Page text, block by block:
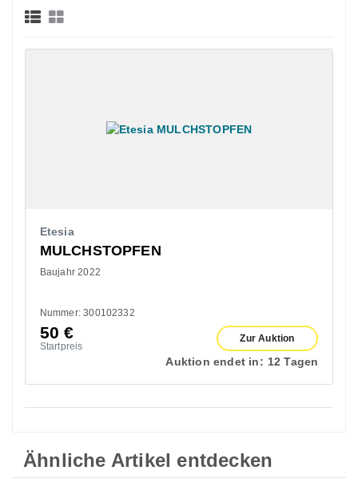
Etesia
MULCHSTOPFEN
Baujahr 2022
Nummer: 300102332
50€
Startpreis
Zur Auktion
Auktion endet in: 12 Tagen
Ähnliche Artikel entdecken